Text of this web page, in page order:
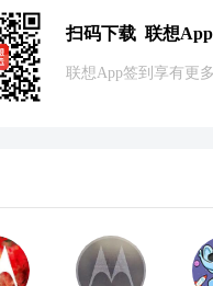
扫码下载 联想App
联想App签到享有更